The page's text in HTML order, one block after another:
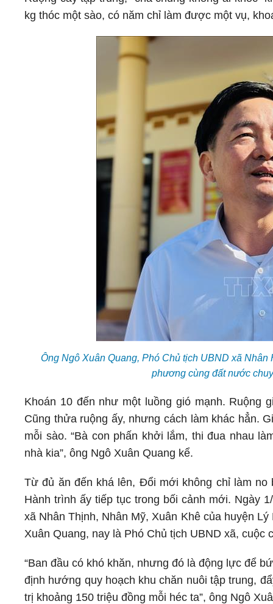
kg thóc một sào, có năm chỉ làm được một vụ,
Ông Ngô Xuân Quang, Phó Chủ tịch UBND xã
phương cùng đất nước
Khoán 10 đến như một luồng gió mạnh. Ruộng
Cũng thửa ruộng ấy, nhưng cách làm khác hẳn.
mỗi sào. “Bà con phấn khởi lắm, thi đua nhau
nhà kia”, ông Ngô Xuân Quang kể.
Từ đủ ăn đến khá lên, Đổi mới không chỉ làm
Hành trình ấy tiếp tục trong bối cảnh mới. Ngày
xã Nhân Thịnh, Nhân Mỹ, Xuân Khê của huyện
Xuân Quang, nay là Phó Chủ tịch UBND xã, cuộc
“Ban đầu có khó khăn, nhưng đó là động lực để
định hướng quy hoạch khu chăn nuôi tập trung,
trị khoảng 150 triệu đồng mỗi héc ta”, ông Ngô